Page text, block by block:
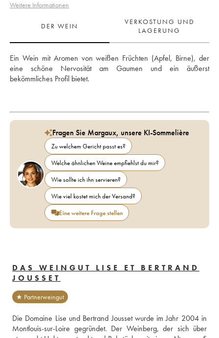
Weitere Informationen
DER WEIN
VERKOSTUNG UND
LAGERUNG
Ein Wein mit Aromen von weißen Früchten (Apfel, Birne), der
eine schöne Nervosität am Gaumen und ein äußerst
bekömmliches Profil bietet.
Fragen Sie Margaux, unsere KI-Sommelière
Zu welchem Gericht passt es?
Welche ähnlichen Weine empfiehlst du mir?
Wie sollte ich ihn servieren?
Wie viel kostet mich der Versand?
Eine weitere Frage stellen
DAS WEINGUT LISE ET BERTRAND
JOUSSET
★ Partnerweingut
Die Domaine Lise und Bertrand Jousset wurde im Jahr 2004 in
Montlouis-sur-Loire gegründet. Der Weinberg, der sich über